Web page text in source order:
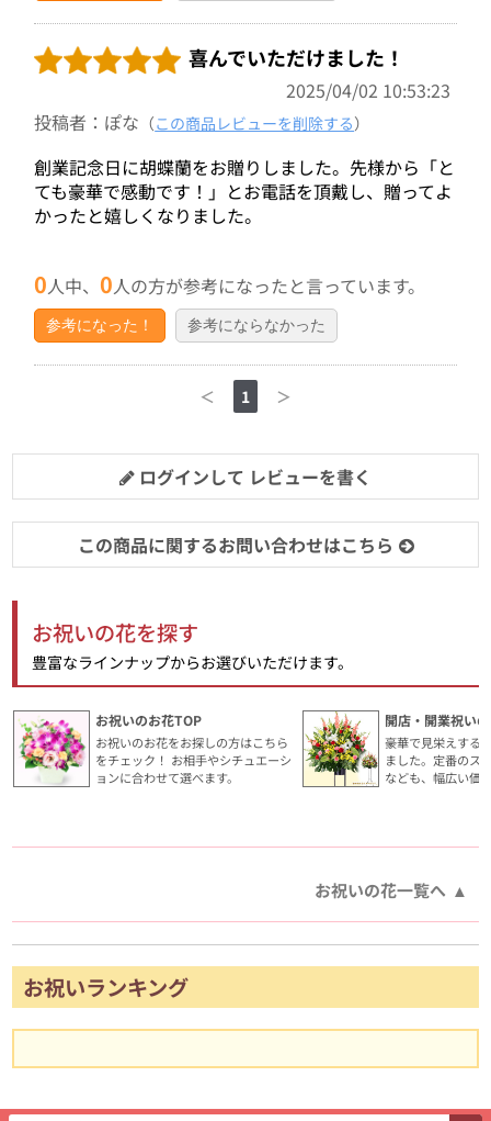
喜んでいただけました！
2025/04/02 10:53:23
投稿者：ぽな （この商品レビューを削除する）
創業記念日に胡蝶蘭をお贈りしました。先様から「と
ても豪華で感動です！」とお電話を頂戴し、贈ってよ
かったと嬉しくなりました。
0人中、0人の方が参考になったと言っています。
参考になった！ 参考にならなかった
＜ 1 ＞
ログインして レビューを書く
この商品に関するお問い合わせはこちら
お祝いの花を探す
豊富なラインナップからお選びいただけます。
お祝いのお花TOP
お祝いのお花をお探しの方はこちら
をチェック！ お相手やシチュエーシ
ョンに合わせて選べます。
開店・開業祝い
豪華で見栄えする
ました。定番のス
なども、幅広い価
お祝いの花一覧へ
お祝いランキング